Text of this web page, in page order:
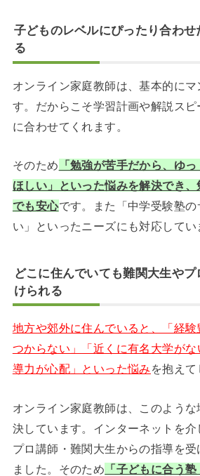
子どものレベルにぴったり合わ
る
オンライン家庭教師は、基本的に
す。だからこそ学習計画や解説ス
に合わせてくれます。
そのため 「勉強が苦手だから、ゆ
ほしい」といった悩みを解決でき
でも安心です。また「中学受験塾
い」といったニーズにも対応してい
どこに住んでいても難関大生や
けられる
地方や郊外に住んでいると、「経
つからない」
「近くに有名大学が
導力が心配」といった悩み を抱えて
オンライン家庭教師は、このよう
決しています。インターネットを
プロ講師・難関大生からの指導を受
ました。そのため 「子どもに合う